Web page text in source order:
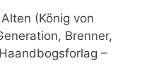
(König von
Brenner,
–